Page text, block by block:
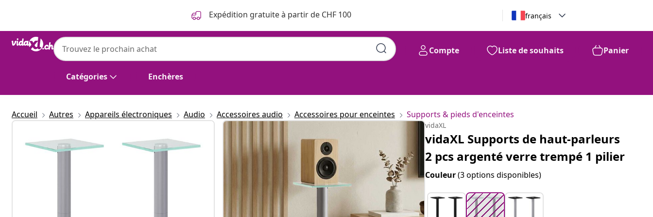
Expédition gratuite à partir de CHF 100 français
Catégories Enchères
Compte Liste de souhaits Panier
vidaXL 80
Accueil Autres Appareils électroniques Audio Accessoires audio Accessoires pour enceintes Supports & pieds d'enceintes
vidaXL
vidaXL Supports de haut-parleurs
2 pcs argenté verre trempé 1 pilier
Couleur(3 options disponibles)